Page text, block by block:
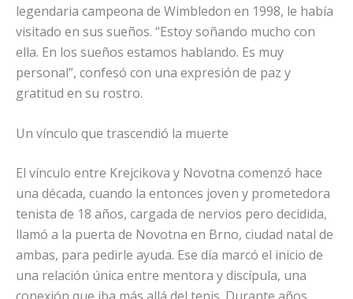
legendaria campeona de Wimbledon en 1998, le había
visitado en sus sueños. “Estoy soñando mucho con
ella. En los sueños estamos hablando. Es muy
personal”, confesó con una expresión de paz y
gratitud en su rostro.
Un vínculo que trascendió la muerte
El vínculo entre Krejcikova y Novotna comenzó hace
una década, cuando la entonces joven y prometedora
tenista de 18 años, cargada de nervios pero decidida,
llamó a la puerta de Novotna en Brno, ciudad natal de
ambas, para pedirle ayuda. Ese día marcó el inicio de
una relación única entre mentora y discípula, una